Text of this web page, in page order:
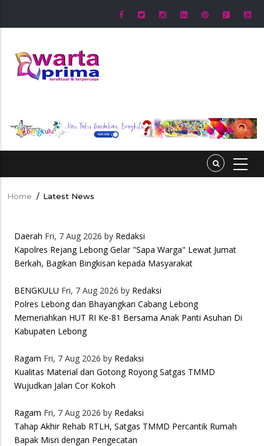
Breadcrumb
Home / Latest News
Daerah Fri, 7 Aug 2026 by Redaksi
Kapolres Rejang Lebong Gelar "Sapa Warga" Lewat Jumat
Berkah, Bagikan Bingkisan kepada Masyarakat
BENGKULU Fri, 7 Aug 2026 by Redaksi
Polres Lebong dan Bhayangkari Cabang Lebong
Memeriahkan HUT RI Ke-81 Bersama Anak Panti Asuhan Di
Kabupaten Lebong
Ragam Fri, 7 Aug 2026 by Redaksi
Kualitas Material dan Gotong Royong Satgas TMMD
Wujudkan Jalan Cor Kokoh
Ragam Fri, 7 Aug 2026 by Redaksi
Tahap Akhir Rehab RTLH, Satgas TMMD Percantik Rumah
Bapak Misri dengan Pengecatan